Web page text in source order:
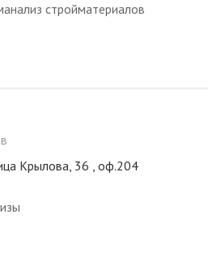
стройматериалов
Крылова, 36 , оф.204